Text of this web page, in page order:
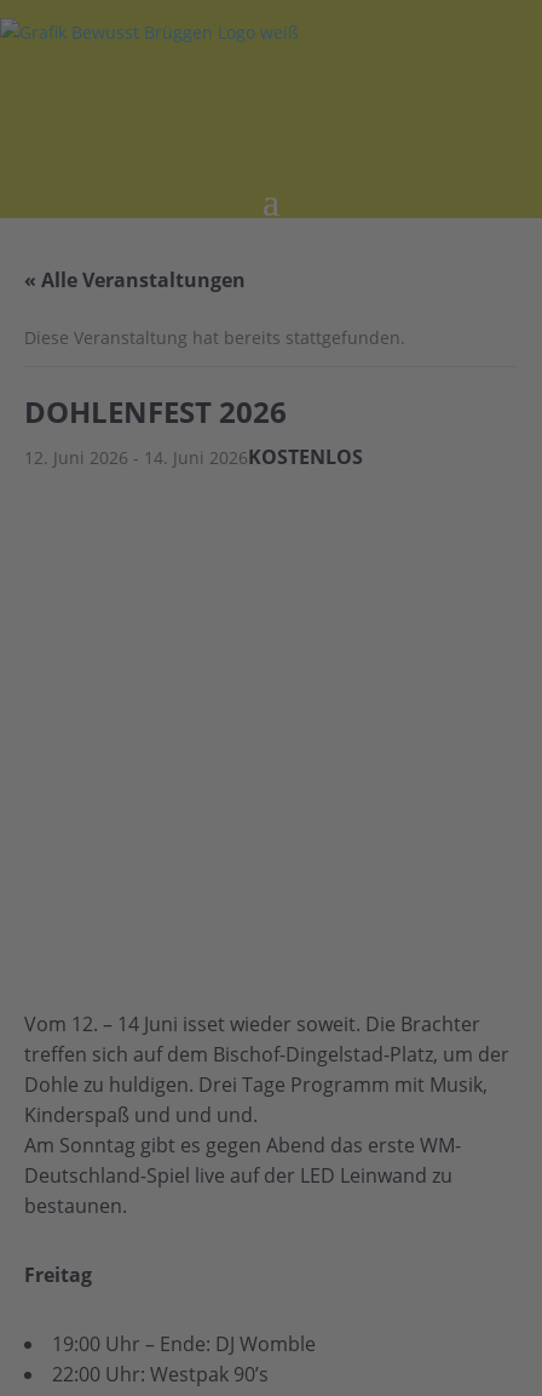
« Alle Veranstaltungen
Diese Veranstaltung hat bereits stattgefunden.
DOHLENFEST 2026
12. Juni 2026 - 14. Juni 2026KOSTENLOS
Vom 12. – 14 Juni isset wieder soweit. Die Brachter
treffen sich auf dem Bischof-Dingelstad-Platz, um der
Dohle zu huldigen. Drei Tage Programm mit Musik,
Kinderspaß und und und.
Am Sonntag gibt es gegen Abend das erste WM-
Deutschland-Spiel live auf der LED Leinwand zu
bestaunen.
Freitag
19:00 Uhr – Ende: DJ Womble
22:00 Uhr: Westpak 90’s